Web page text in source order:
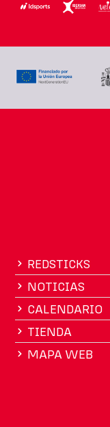
REDSTICKS
NOTICIAS
CALENDARIO
TIENDA
MAPA WEB